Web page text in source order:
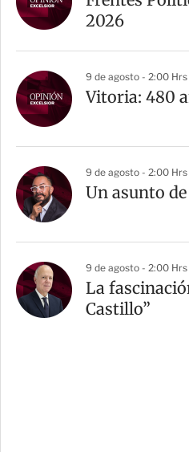
2026
9 de agosto - 2:00 Hrs
Vitoria: 480
9 de agosto - 2:00 Hrs
Un asunto
9 de agosto - 2:00 Hrs
La
Castillo”